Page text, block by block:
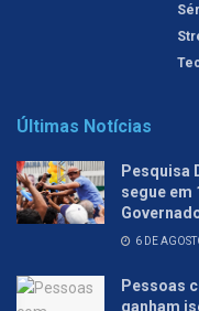
Últimas Notícias
Pesquisa
segue em
6 DE
Pessoas
ganham